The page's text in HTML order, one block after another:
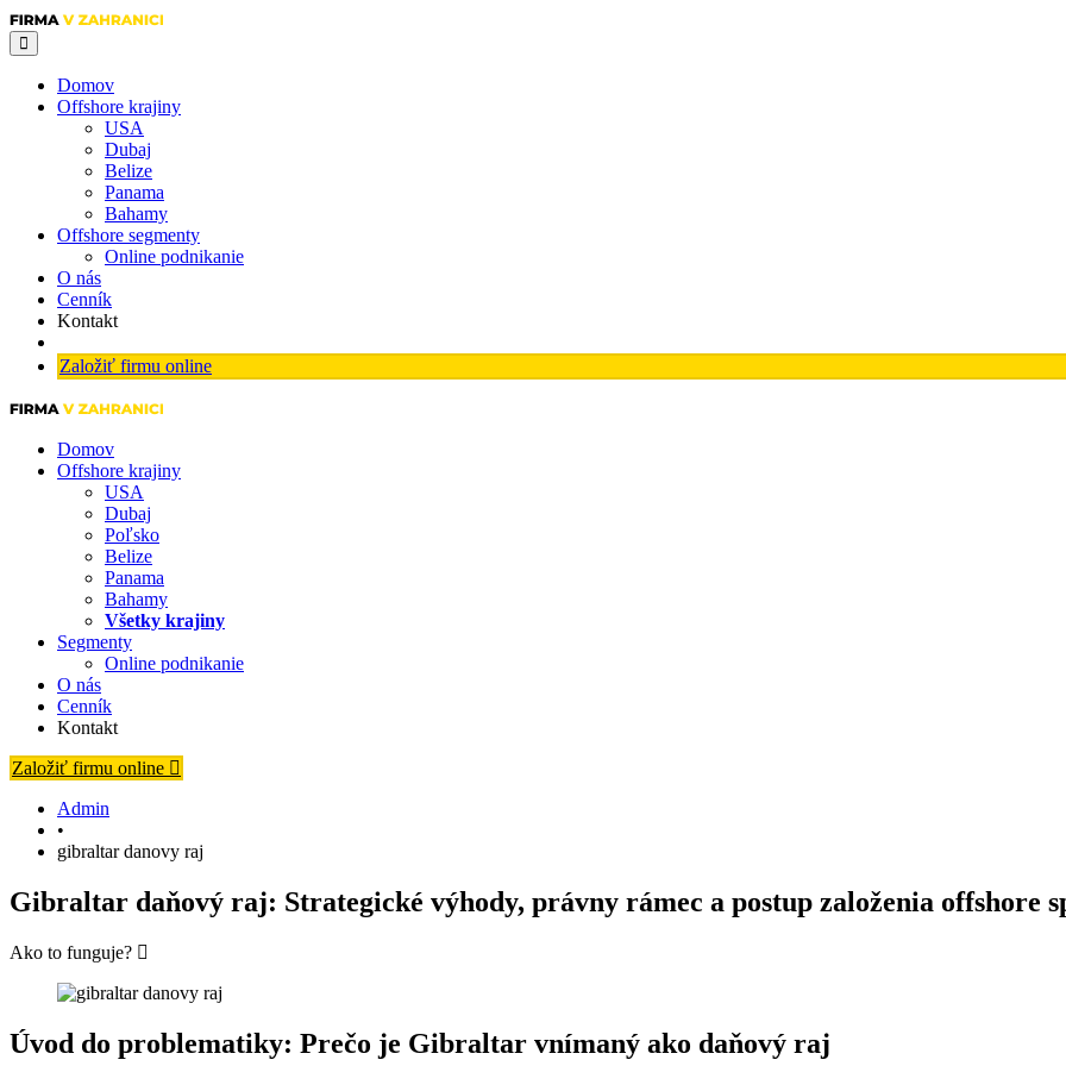
Domov
Offshore krajiny
USA
Dubaj
Belize
Panama
Bahamy
Offshore segmenty
Online podnikanie
O nás
Cenník
Kontakt
Založiť firmu online
Domov
Offshore krajiny
USA
Dubaj
Poľsko
Belize
Panama
Bahamy
Všetky krajiny
Segmenty
Online podnikanie
O nás
Cenník
Kontakt
Založiť firmu online
Admin
•
gibraltar danovy raj
Gibraltar daňový raj: Strategické výhody, právny rámec a postup založenia offshore
Ako to funguje?
Úvod do problematiky: Prečo je Gibraltar vnímaný ako daňový raj